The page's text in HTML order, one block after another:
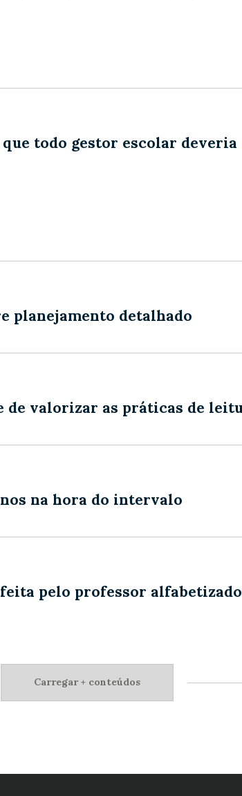
todo gestor escolar
planejamento detalhado
valorizar as práticas de
na hora do intervalo
pelo professor
Carregar + conteúdos